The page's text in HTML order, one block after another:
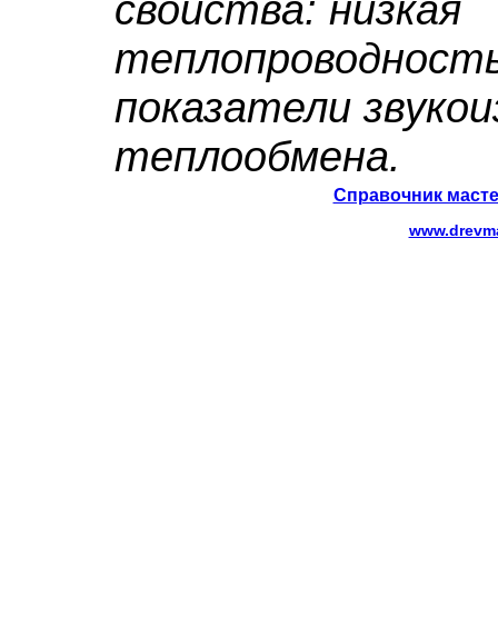
показатели
теплообмена.
Справочник